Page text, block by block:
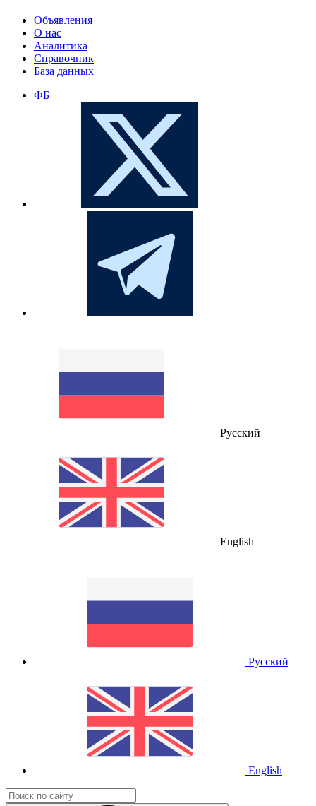
Объявления
О нас
Аналитика
Справочник
База данных
ФБ
Русский
English
Русский
English